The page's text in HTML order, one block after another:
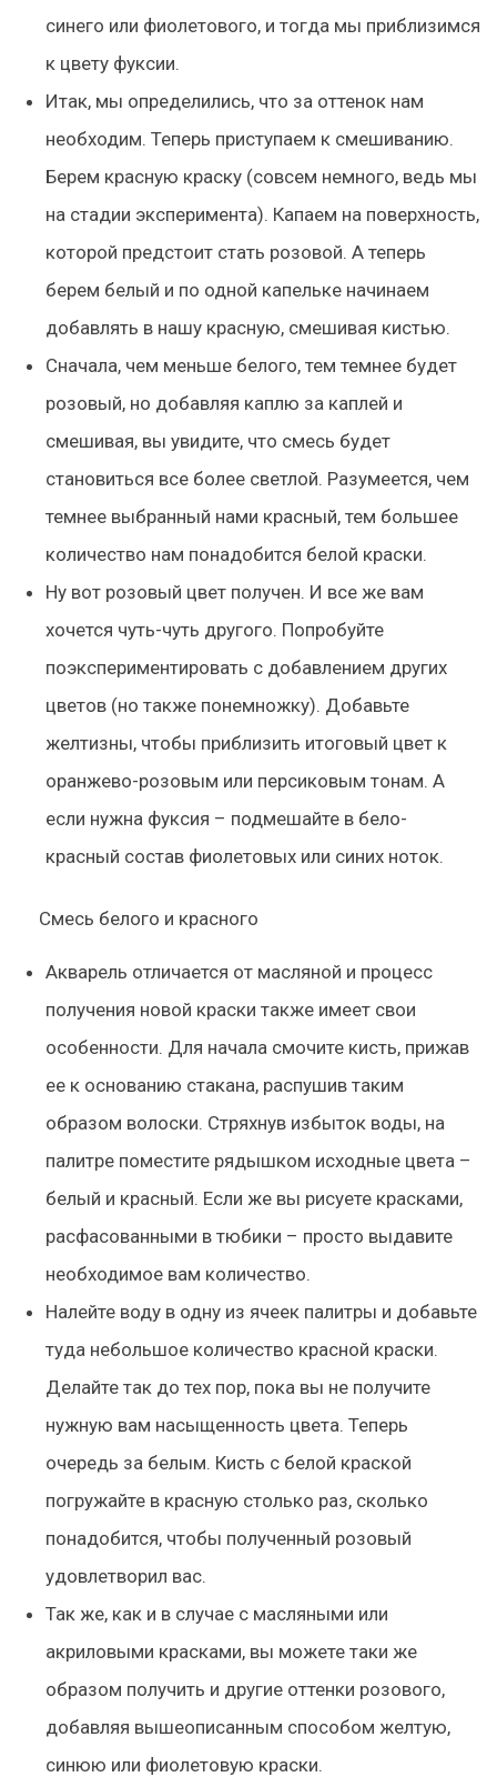
синего или фиолетового, и тогда мы приблизимся
к цвету фуксии.
Итак, мы определились, что за оттенок нам
необходим. Теперь приступаем к смешиванию.
Берем красную краску (совсем немного, ведь мы
на стадии эксперимента). Капаем на поверхность,
которой предстоит стать розовой. А теперь
берем белый и по одной капельке начинаем
добавлять в нашу красную, смешивая кистью.
Сначала, чем меньше белого, тем темнее будет
розовый, но добавляя каплю за каплей и
смешивая, вы увидите, что смесь будет
становиться все более светлой. Разумеется, чем
темнее выбранный нами красный, тем большее
количество нам понадобится белой краски.
Ну вот розовый цвет получен. И все же вам
хочется чуть-чуть другого. Попробуйте
поэкспериментировать с добавлением других
цветов (но также понемножку). Добавьте
желтизны, чтобы приблизить итоговый цвет к
оранжево-розовым или персиковым тонам. А
если нужна фуксия – подмешайте в бело-
красный состав фиолетовых или синих ноток.
Смесь белого и красного
Акварель отличается от масляной и процесс
получения новой краски также имеет свои
особенности. Для начала смочите кисть, прижав
ее к основанию стакана, распушив таким
образом волоски. Стряхнув избыток воды, на
палитре поместите рядышком исходные цвета –
белый и красный. Если же вы рисуете красками,
расфасованными в тюбики – просто выдавите
необходимое вам количество.
Налейте воду в одну из ячеек палитры и добавьте
туда небольшое количество красной краски.
Делайте так до тех пор, пока вы не получите
нужную вам насыщенность цвета. Теперь
очередь за белым. Кисть с белой краской
погружайте в красную столько раз, сколько
понадобится, чтобы полученный розовый
удовлетворил вас.
Так же, как и в случае с масляными или
акриловыми красками, вы можете таки же
образом получить и другие оттенки розового,
добавляя вышеописанным способом желтую,
синюю или фиолетовую краски.